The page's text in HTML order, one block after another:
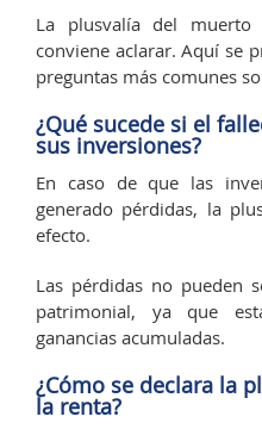
La plusvalía del muerto
conviene aclarar. Aquí se
preguntas más comunes
¿Qué sucede si el
sus inversiones?
En caso de que las
generado pérdidas, la
efecto.
Las pérdidas no pueden
patrimonial, ya que
ganancias acumuladas.
¿Cómo se declara la
la renta?